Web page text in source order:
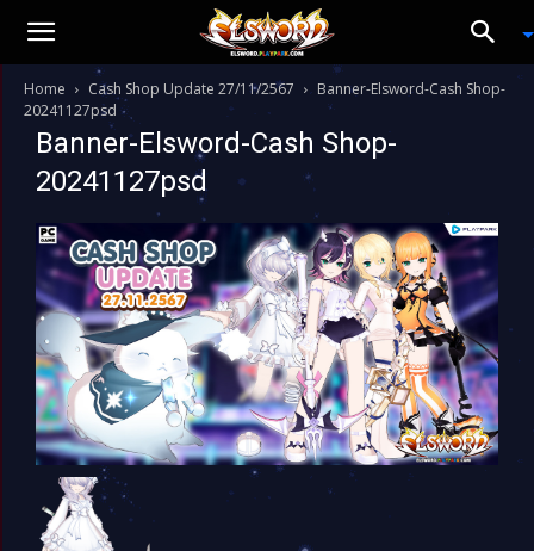
Home Cash Shop Update 27/11/2567
Banner-Elsword-Cash Shop-
20241127psd
Banner-Elsword-Cash Shop-
20241127psd